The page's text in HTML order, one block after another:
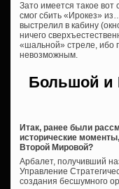
Зато имеется такое вот
смог сбить «Ирокез»
выстрелил в кабину
ничего
«шальной» стреле, ибо
невозможным.
Большой и
Итак, ранее были
исторические
Второй Мировой?
Арбалет, получивший
Управление
создания бесшумного